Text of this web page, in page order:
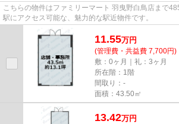
こちらの物件はファミリーマート 羽曳野白鳥店まで
駅にアクセス可能な、魅力的な駅近物件です。
11.55万円
(管理費・共益費 7,700円)
敷：0ヶ月｜礼：3ヶ月
所在階：1階
間取り：-
面積：43.50㎡
13.42万円